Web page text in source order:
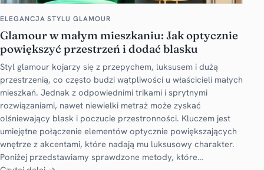
ELEGANCJA STYLU GLAMOUR
Glamour w małym mieszkaniu: Jak optycznie
powiększyć przestrzeń i dodać blasku
Styl glamour kojarzy się z przepychem, luksusem i dużą
przestrzenią, co często budzi wątpliwości u właścicieli małych
mieszkań. Jednak z odpowiednimi trikami i sprytnymi
rozwiązaniami, nawet niewielki metraż może zyskać
olśniewający blask i poczucie przestronności. Kluczem jest
umiejętne połączenie elementów optycznie powiększających
wnętrze z akcentami, które nadają mu luksusowy charakter.
Poniżej przedstawiamy sprawdzone metody, które…